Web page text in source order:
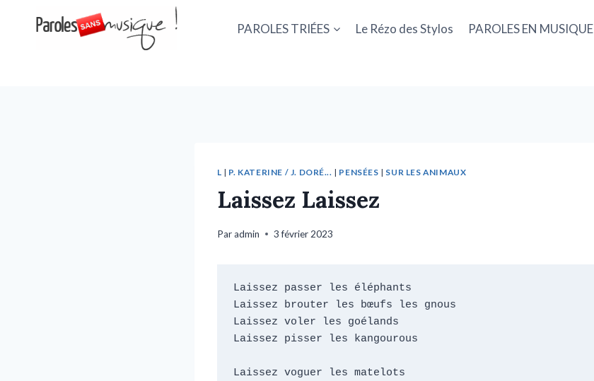
PAROLES TRIÉES Le Rézo des Stylos PAROLES EN MUSIQUE
L | P. KATERINE / J. DORÉ... | PENSÉES | SUR LES ANIMAUX
Laissez Laissez
Paradmin 3 février 2023
Laissez passer les éléphants
Laissez brouter les bœufs les gnous
Laissez voler les goélands
Laissez pisser les kangourous
Laissez voguer les matelots